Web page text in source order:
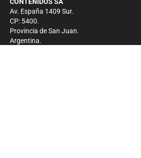
CONTENIDOS SA
Av. España 1409 Sur.
CP: 5400.
Provincia de San Juan.
Argentina.